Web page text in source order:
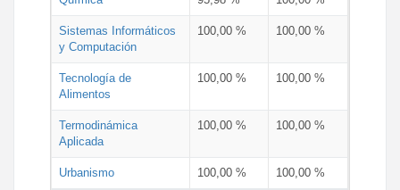
Sistemas Informáticos
y Computación
100,00 % 100,00 %
Tecnología de
Alimentos
100,00 % 100,00 %
Termodinámica
Aplicada
100,00 % 100,00 %
Urbanismo 100,00 % 100,00 %